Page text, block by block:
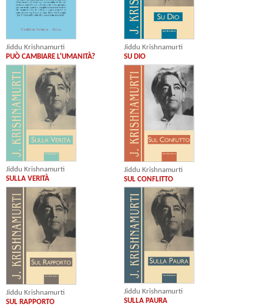
Jiddu Krishnamurti
PUÒ CAMBIARE L'UMANITÀ?
Jiddu Krishnamurti
SU DIO
Jiddu Krishnamurti
SULLA VERITÀ
Jiddu Krishnamurti
SUL CONFLITTO
Jiddu Krishnamurti
SUL RAPPORTO
Jiddu Krishnamurti
SULLA PAURA